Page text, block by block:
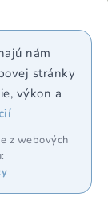
nám
stránky
výkon a
z webových